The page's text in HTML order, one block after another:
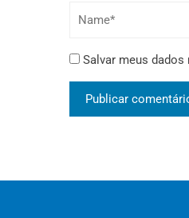
Salvar meus dados